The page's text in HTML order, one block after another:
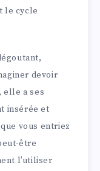
le cycle
devoir
elle a ses
insérée et
vous entriez
être
l’utiliser